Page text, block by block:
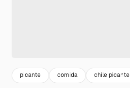
picante comida chile picante